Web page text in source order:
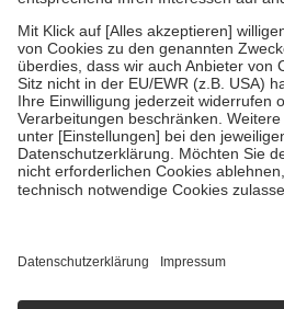
stärken und die besondere Stellung
fallenkeine Zuzahlungenan bei:
• Kindern und Jugendlichen bis zum
mit Ausnahme der Fahrkosten
• Untersuchungen zur Vorsorge und
GKV getragen werden
• empfohlenen Schutzimpfungen
• Harn- und Blutteststreifen
getroffen, um sicherzustellen, dass es
https://help.etrusted.com/hc/de/